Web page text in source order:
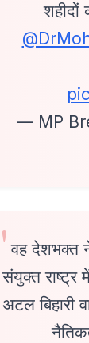
— MP
वह देशभक्त
संयुक्त राष्ट्र
अटल बिहारी